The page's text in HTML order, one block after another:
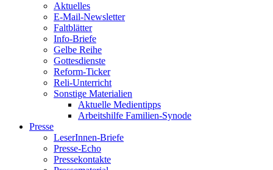
Aktuelles
E-Mail-Newsletter
Faltblätter
Info-Briefe
Gelbe Reihe
Gottesdienste
Reform-Ticker
Reli-Unterricht
Sonstige Materialien
Aktuelle Medientipps
Arbeitshilfe Familien-Synode
Presse
LeserInnen-Briefe
Presse-Echo
Pressekontakte